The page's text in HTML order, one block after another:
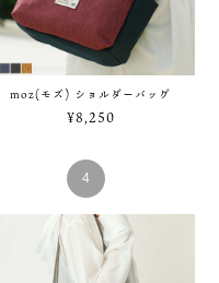
moz(モズ) ショルダーバッグ
¥8,250